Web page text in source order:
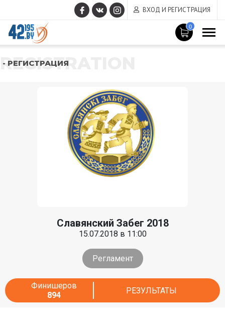
ВХОД И РЕГИСТРАЦИЯ
0
REGISTRATION
- РЕГИСТРАЦИЯ
Славянский Забег 2018
15.07.2018 в 11:00
Регламент
Финишеров
894
РЕЗУЛЬТАТЫ